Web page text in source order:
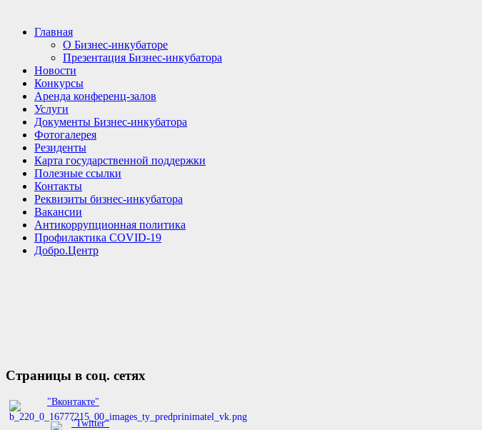
Главная
О Бизнес-инкубаторе
Презентация Бизнес-инкубатора
Новости
Конкурсы
Аренда конференц-залов
Услуги
Документы Бизнес-инкубатора
Фотогалерея
Резиденты
Карта государственной поддержки
Полезные ссылки
Контакты
Реквизиты бизнес-инкубатора
Вакансии
Антикоррупционная политика
Профилактика COVID-19
Добро.Центр
Страницы в соц. сетях
"Вконтакте"
"Twitter"